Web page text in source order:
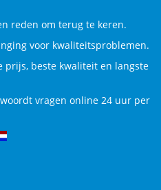
reden om terug te keren.
voor kwaliteitsproblemen.
prijs, beste kwaliteit en langste
vragen online 24 uur per